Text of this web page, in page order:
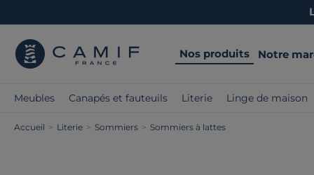
Nos produits Notre
Meubles Canapés et fauteuils Literie Linge de maison
Accueil > Literie > Sommiers > Sommiers à lattes